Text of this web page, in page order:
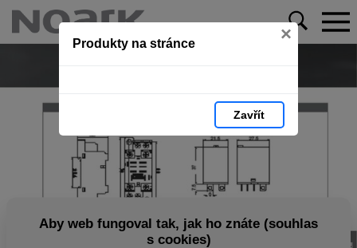
Produkty na stránce ×
Zavřít
Aby web fungoval tak, jak ho znáte (souhlas
s cookies)